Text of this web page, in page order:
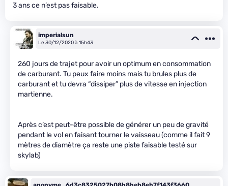
3 ans ce n’est pas faisable.
imperialsun
Le 30/12/2020 à 15h43
260 jours de trajet pour avoir un optimum en consommation
de carburant. Tu peux faire moins mais tu brules plus de
carburant et tu devra “dissiper” plus de vitesse en injection
martienne.
Après c’est peut-être possible de générer un peu de gravité
pendant le vol en faisant tourner le vaisseau (comme il fait 9
mètres de diamètre ça reste une piste faisable testé sur
skylab)